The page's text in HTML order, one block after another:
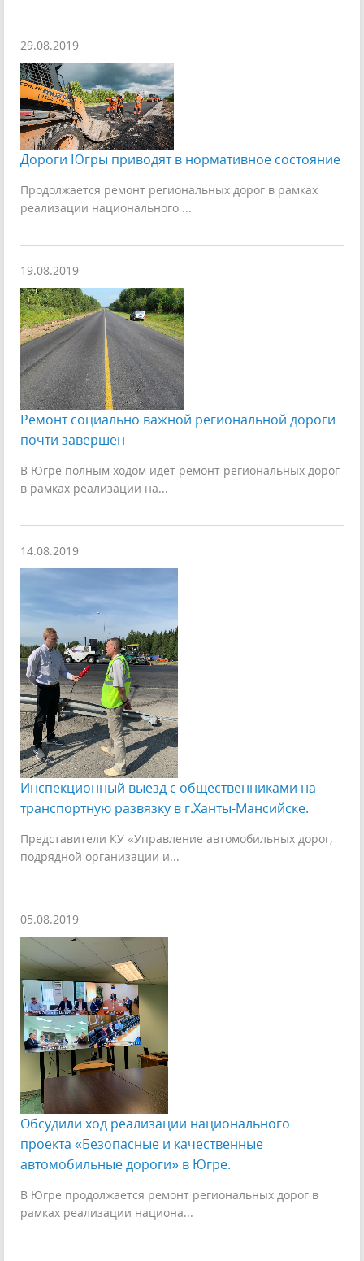
29.08.2019
Дороги Югры приводят в нормативное состояние
Продолжается ремонт региональных дорог в рамках
реализации национального ...
19.08.2019
Ремонт социально важной региональной дороги
почти завершен
В Югре полным ходом идет ремонт региональных дорог
в рамках реализации на...
14.08.2019
Инспекционный выезд с общественниками на
транспортную развязку в г.Ханты-Мансийске.
Представители КУ «Управление автомобильных дорог,
подрядной организации и...
05.08.2019
Обсудили ход реализации национального
проекта «Безопасные и качественные
автомобильные дороги» в Югре.
В Югре продолжается ремонт региональных дорог в
рамках реализации национа...